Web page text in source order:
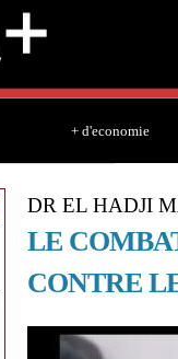
+ d'economie
DR EL HADJI
LE
CONTRE